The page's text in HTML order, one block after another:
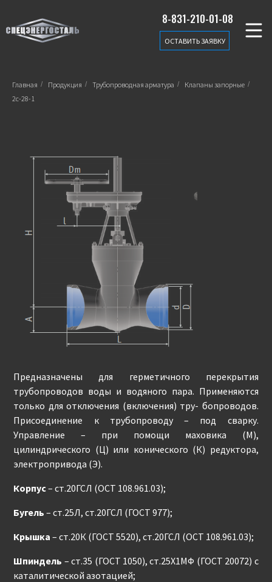
8-831-210-01-08
ОСТАВИТЬ ЗАЯВКУ
Главная / Продукция / Трубопроводная арматура / Клапаны запорные /
2с-28-1
Предназначены для герметичного перекрытия
трубопроводов воды и водяного пара. Применяются
только для отключения (включения) тру- бопроводов.
Присоединение к трубопроводу – под сварку.
Управление – при помощи маховика (М),
цилиндрического (Ц) или конического (К) редуктора,
электропривода (Э).
Корпус– ст.20ГСЛ (ОСТ 108.961.03);
Бугель – ст.25Л, ст.20ГСЛ (ГОСТ 977);
Крышка – ст.20К (ГОСТ 5520), ст.20ГСЛ (ОСТ 108.961.03);
Шпиндель – ст.35 (ГОСТ 1050), ст.25Х1МФ (ГОСТ 20072) с
каталитической азотацией;